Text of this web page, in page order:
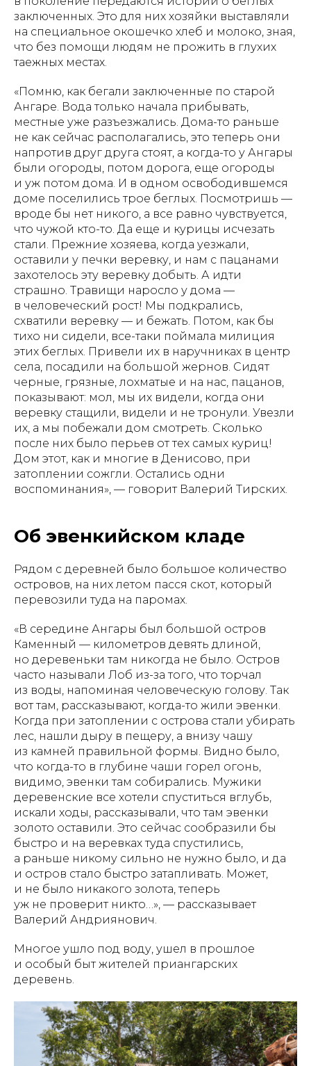
заключенных. Это для них хозяйки выставляли
на специальное окошечко хлеб и молоко, зная,
что без помощи людям не прожить в глухих
таежных местах.
«Помню, как бегали заключенные по старой
Ангаре. Вода только начала прибывать,
местные уже разъезжались. Дома-то раньше
не как сейчас располагались, это теперь они
напротив друг друга стоят, а когда-то у Ангары
были огороды, потом дорога, еще огороды
и уж потом дома. И в одном освободившемся
доме поселились трое беглых. Посмотришь —
вроде бы нет никого, а все равно чувствуется,
что чужой кто-то. Да еще и курицы исчезать
стали. Прежние хозяева, когда уезжали,
оставили у печки веревку, и нам с пацанами
захотелось эту веревку добыть. А идти
страшно. Травищи наросло у дома —
в человеческий рост! Мы подкрались,
схватили веревку — и бежать. Потом, как бы
тихо ни сидели, все-таки поймала милиция
этих беглых. Привели их в наручниках в центр
села, посадили на большой жернов. Сидят
черные, грязные, лохматые и на нас, пацанов,
показывают: мол, мы их видели, когда они
веревку стащили, видели и не тронули. Увезли
их, а мы побежали дом смотреть. Сколько
после них было перьев от тех самых куриц!
Дом этот, как и многие в Денисово, при
затоплении сожгли. Остались одни
воспоминания», — говорит Валерий Тирских.
Об эвенкийском кладе
Рядом с деревней было большое количество
островов, на них летом пасся скот, который
перевозили туда на паромах.
«В середине Ангары был большой остров
Каменный — километров девять длиной,
но деревеньки там никогда не было. Остров
часто называли Лоб из-за того, что торчал
из воды, напоминая человеческую голову. Так
вот там, рассказывают, когда-то жили эвенки.
Когда при затоплении с острова стали убирать
лес, нашли дыру в пещеру, а внизу чашу
из камней правильной формы. Видно было,
что когда-то в глубине чаши горел огонь,
видимо, эвенки там собирались. Мужики
деревенские все хотели спуститься вглубь,
искали ходы, рассказывали, что там эвенки
золото оставили. Это сейчас сообразили бы
быстро и на веревках туда спустились,
а раньше никому сильно не нужно было, и да
и остров стало быстро затапливать. Может,
и не было никакого золота, теперь
уж не проверит никто…», — рассказывает
Валерий Андриянович.
Многое ушло под воду, ушел в прошлое
и особый быт жителей приангарских
деревень.